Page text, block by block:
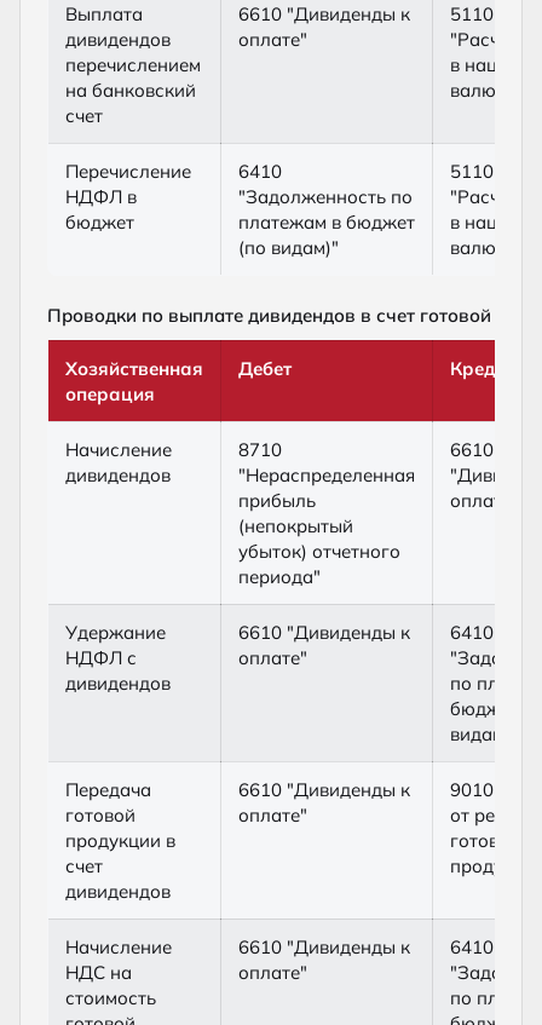
Выплата
дивидендов
перечислением
на банковский
счет
6610 "Дивиденды к
оплате"
5110
в
валюте"
Перечисление
НДФЛ в
бюджет
6410
"Задолженность по
платежам в бюджет
(по видам)"
5110
в
валюте"
Проводки по выплате дивидендов в счет готовой
Хозяйственная
операция
Дебет Кредит
Начисление
дивидендов
8710
"Нераспределенная
прибыль
(непокрытый
убыток) отчетного
периода"
6610
оплате"
Удержание
НДФЛ с
дивидендов
6610 "Дивиденды к
оплате"
6410
по
бюджет
видам)"
Передача
готовой
продукции в
счет
дивидендов
6610 "Дивиденды к
оплате"
9010
от
готовой
Начисление
НДС на
стоимость
6610 "Дивиденды к
оплате"
6410
по